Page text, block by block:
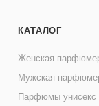
КАТАЛОГ
Женская
Мужская
Парфюмы унисекс